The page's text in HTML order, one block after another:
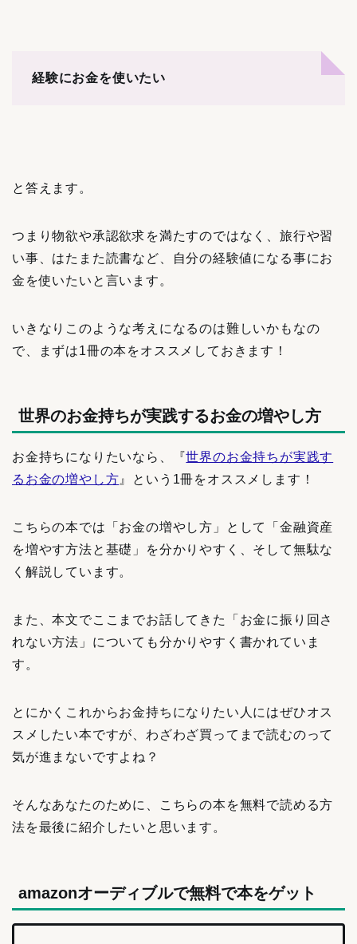
経験にお金を使いたい
と答えます。
つまり物欲や承認欲求を満たすのではなく、旅行や習
い事、はたまた読書など、自分の経験値になる事にお
金を使いたいと言います。
いきなりこのような考えになるのは難しいかもなの
で、まずは1冊の本をオススメしておきます！
世界のお金持ちが実践するお金の増やし方
お金持ちになりたいなら、『世界のお金持ちが実践す
るお金の増やし方』という1冊をオススメします！
こちらの本では「お金の増やし方」として「金融資産
を増やす方法と基礎」を分かりやすく、そして無駄な
く解説しています。
また、本文でここまでお話してきた「お金に振り回さ
れない方法」についても分かりやすく書かれていま
す。
とにかくこれからお金持ちになりたい人にはぜひオス
スメしたい本ですが、わざわざ買ってまで読むのって
気が進まないですよね？
そんなあなたのために、こちらの本を無料で読める方
法を最後に紹介したいと思います。
amazonオーディブルで無料で本をゲット